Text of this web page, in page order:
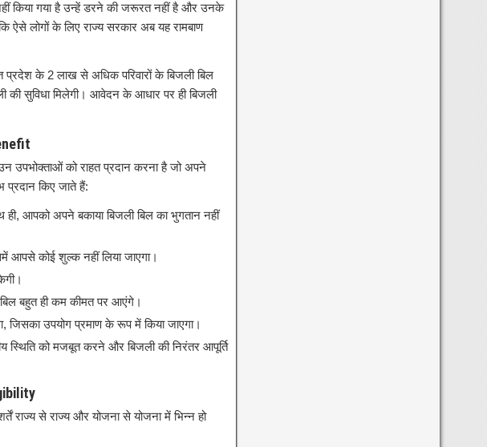
किया गया है उन्हें डरने की जरूरत नहीं है और उनके
ऐसे लोगों के लिए राज्य सरकार अब यह रामबाण
प्रदेश के 2 लाख से अधिक परिवारों के बिजली बिल
की सुविधा मिलेगी। आवेदन के आधार पर ही बिजली
उपभोक्ताओं को राहत प्रदान करना है जो अपने
प्रदान किए जाते हैं:
ही, आपको अपने बकाया बिजली बिल का भुगतान नहीं
आपसे कोई शुल्क नहीं लिया जाएगा।
बहुत ही कम कीमत पर आएंगे।
जिसका उपयोग प्रमाण के रूप में किया जाएगा।
स्थिति को मजबूत करने और बिजली की निरंतर आपूर्ति
राज्य से राज्य और योजना से योजना में भिन्न हो